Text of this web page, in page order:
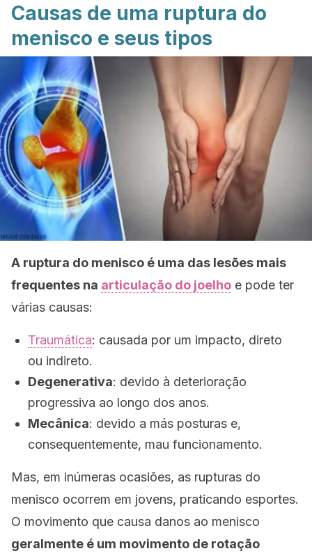
Causas de uma ruptura do
menisco e seus tipos
A ruptura do menisco é uma das lesões mais
frequentes na articulação do joelho e pode ter
várias causas:
Traumática: causada por um impacto, direto
ou indireto.
Degenerativa: devido à deterioração
progressiva ao longo dos anos.
Mecânica: devido a más posturas e,
consequentemente, mau funcionamento.
Mas, em inúmeras ocasiões, as rupturas do
menisco ocorrem em jovens, praticando esportes.
O movimento que causa danos ao menisco
geralmente é um movimento de rotação